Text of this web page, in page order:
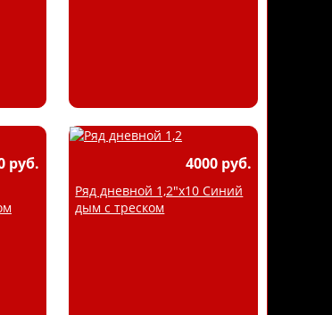
руб. 4000 руб.
Ряд дневной 1,2"х10 Синий
дым с треском